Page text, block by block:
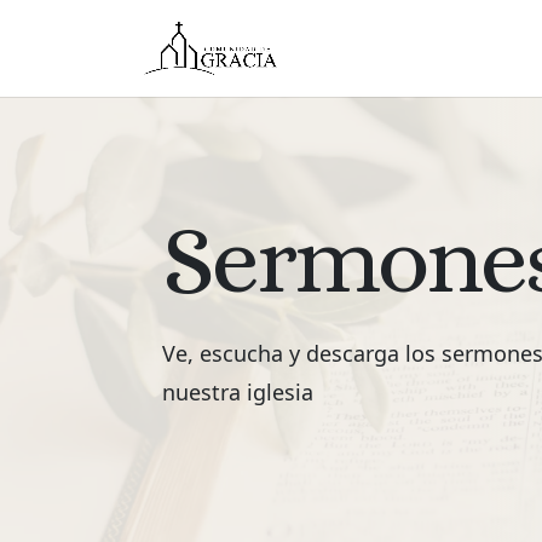
Ve, escucha y descarga los
nuestra iglesia